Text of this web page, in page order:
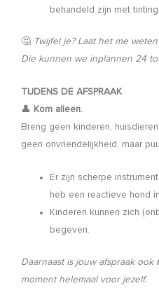
behandeld zijn met
🤔 Twijfel je? Laat het me
Die kunnen we inplannen 24
TIJDENS DE AFSPRAAK
👤 Kom alleen.
Breng geen kinderen,
geen onvriendelijkheid, maar
Er zijn scherpe
heb een reactieve hond
Kinderen kunnen zich
begeven.
Daarnaast is jouw afspraak ook
moment helemaal voor jezelf.